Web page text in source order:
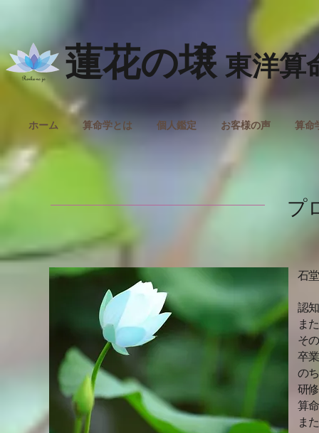
蓮花の壌東洋算
ホーム 算命学とは 個人鑑定 お客様の声 算命
プ
石
認
ま
そ
卒
の
研
算
ま